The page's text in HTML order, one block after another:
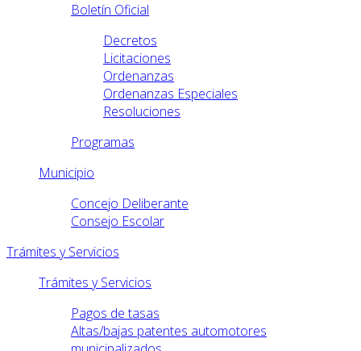
Boletín Oficial
Decretos
Licitaciones
Ordenanzas
Ordenanzas Especiales
Resoluciones
Programas
Municipio
Concejo Deliberante
Consejo Escolar
Trámites y Servicios
Trámites y Servicios
Pagos de tasas
Altas/bajas patentes automotores